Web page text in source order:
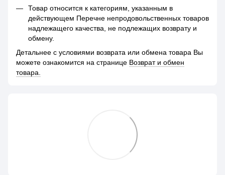
Товар относится к категориям, указанным в
действующем Перечне непродовольственных товаров
надлежащего качества, не подлежащих возврату и
обмену.
Детальнее с условиями возврата или обмена товара Вы
можете ознакомится на странице Возврат и обмен
товара.